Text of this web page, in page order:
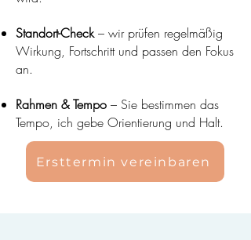
Standort-Check– wir prüfen regelmäßig
Wirkung, Fortschritt und passen den Fokus
an.
Rahmen & Tempo – Sie bestimmen das
Tempo, ich gebe Orientierung und Halt.
Ersttermin vereinbaren